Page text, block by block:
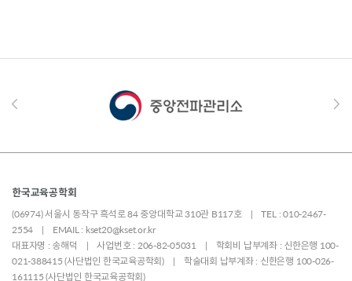
한국교육공학회
(06974) 서울시 동작구 흑석로 84 중앙대학교 310관 B117호 | TEL : 010-2467-
2554 | EMAIL : kset20@kset.or.kr
대표자명 : 송해덕 | 사업번호 : 206-82-05031 | 학회비 납부계좌 : 신한은행 100-
021-388415 (사단법인 한국교육공학회) | 학술대회 납부계좌 : 신한은행 100-026-
161115 (사단법인 한국교육공학회)